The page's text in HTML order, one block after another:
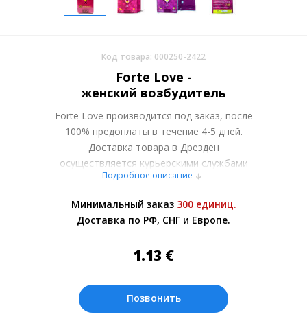
Код товара: 000250-2422
Forte Love -
женский возбудитель
Forte Love производится под заказ, после
100% предоплаты в течение 4-5 дней.
Доставка товара в Дрезден
осуществляется курьерскими службами
или самовывозом со склада в Москве.
менеджером.
Оплата производится в рублях. Цены на
08.08.2026. Текущий курс 10 руб.=
Подробное описание
Минимальный заказ 300 единиц.
Доставка по РФ, СНГ и Европе.
1.13 €
Позвонить